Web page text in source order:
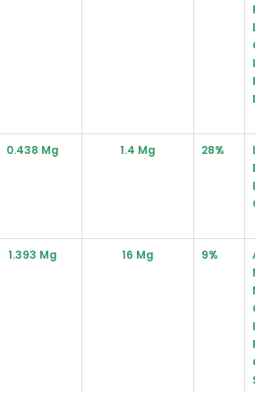
0.438 Mg 1.4 Mg 28%
1.393 Mg 16 Mg 9%